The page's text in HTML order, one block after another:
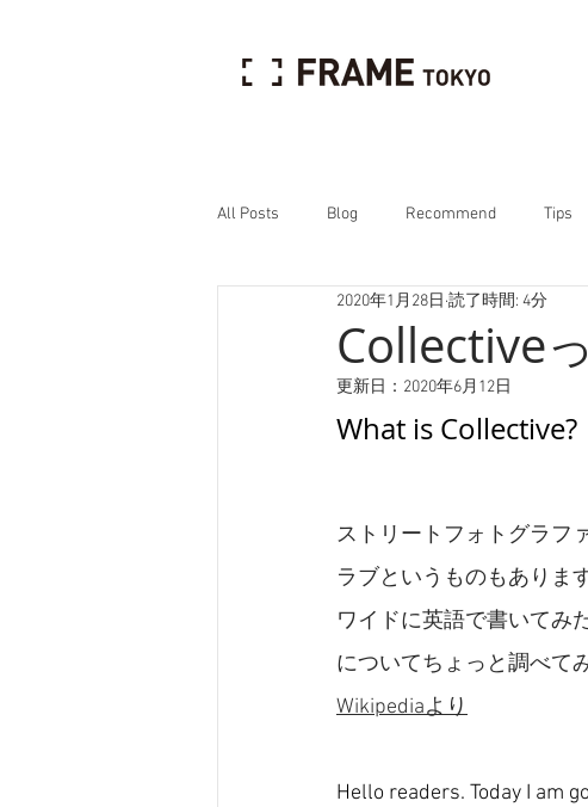
All Posts Blog Recommend Tips
Collective
2020年1月28日 読了時間: 4分
更新日： 2020年6月12日
What is Collective?
ストリートフォトグラフ
ラブというものもありま
ワイドに英語で書いてみ
についてちょっと調べて
Wikipediaより
Hello readers. Today I am